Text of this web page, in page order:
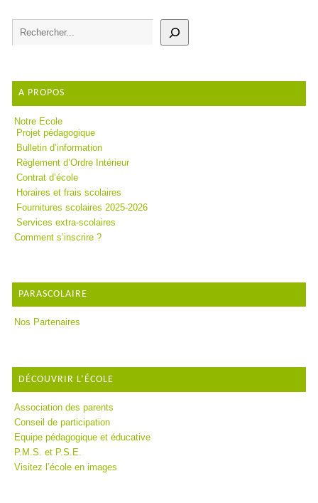
A PROPOS
Notre Ecole
Projet pédagogique
Bulletin d’information
Règlement d’Ordre Intérieur
Contrat d’école
Horaires et frais scolaires
Fournitures scolaires 2025-2026
Services extra-scolaires
Comment s’inscrire ?
PARASCOLAIRE
Nos Partenaires
DÉCOUVRIR L’ÉCOLE
Association des parents
Conseil de participation
Equipe pédagogique et éducative
P.M.S. et P.S.E.
Visitez l’école en images